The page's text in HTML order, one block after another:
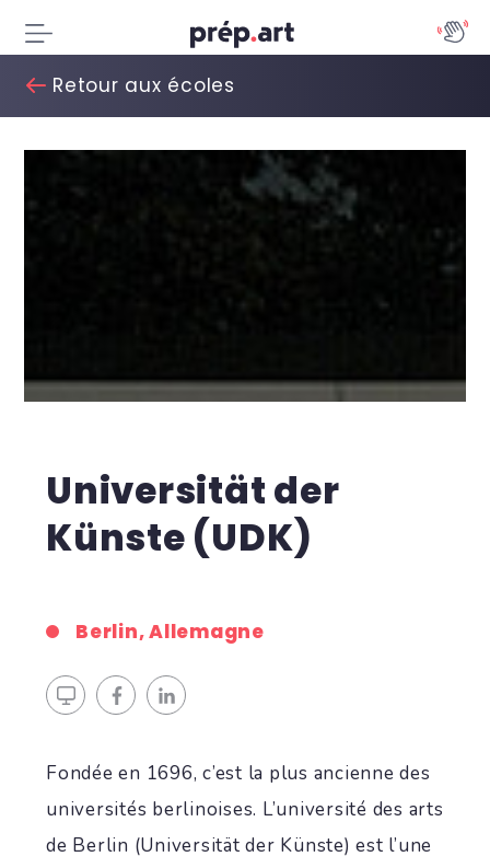
Retour aux écoles
Universität der
Künste (UDK)
Berlin, Allemagne
Fondée en 1696, c’est la plus ancienne des
universités berlinoises. L’université des arts
de Berlin (Universität der Künste) est l’une